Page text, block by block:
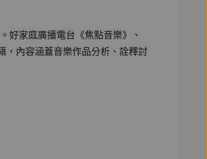
好家庭廣播電台《焦點音樂》、
，內容涵蓋音樂作品分析、詮釋討